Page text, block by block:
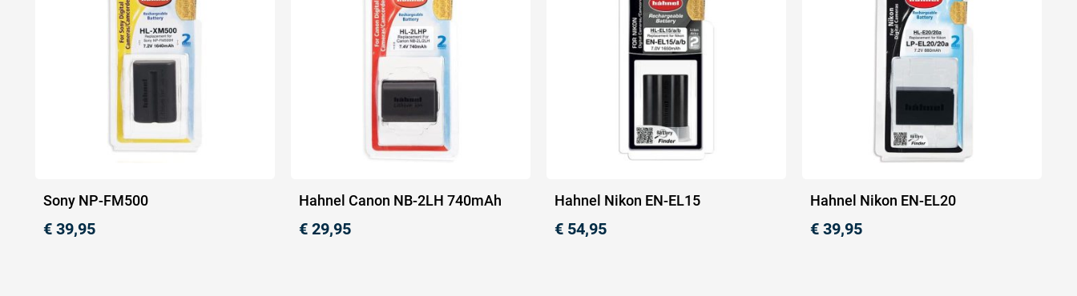
Sony NP-FM500
€ 39,95
Hahnel Canon NB-2LH 740mAh
€ 29,95
Hahnel Nikon EN-EL15
€ 54,95
Hahnel Nikon EN-EL20
€ 39,95